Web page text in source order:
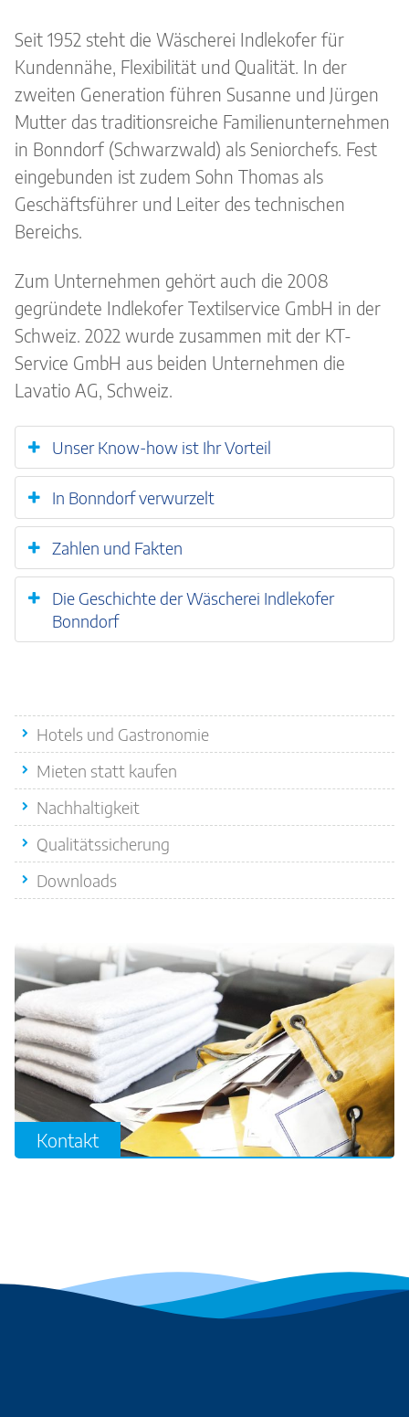
Seit 1952 steht die Wäscherei Indlekofer für
Kundennähe, Flexibilität und Qualität. In der
zweiten Generation führen Susanne und Jürgen
Mutter das traditionsreiche Familienunternehmen
in Bonndorf (Schwarzwald) als Seniorchefs. Fest
eingebunden ist zudem Sohn Thomas als
Geschäftsführer und Leiter des technischen
Bereichs.
Zum Unternehmen gehört auch die 2008
gegründete Indlekofer Textilservice GmbH in der
Schweiz. 2022 wurde zusammen mit der KT-
Service GmbH aus beiden Unternehmen die
Lavatio AG, Schweiz.
Unser Know-how ist Ihr Vorteil
In Bonndorf verwurzelt
Zahlen und Fakten
Die Geschichte der Wäscherei Indlekofer
Bonndorf
Quicklinks
Hotels und Gastronomie
Mieten statt kaufen
Nachhaltigkeit
Qualitätssicherung
Downloads
Kontakt